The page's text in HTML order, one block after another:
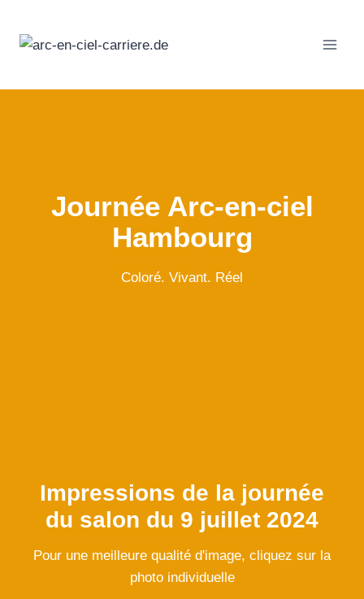
contenu
Journée Arc-en-ciel
Hambourg
Coloré. Vivant. Réel
Impressions de la journée
du salon du 9 juillet 2024
Pour une meilleure qualité d'image, cliquez sur la
photo individuelle